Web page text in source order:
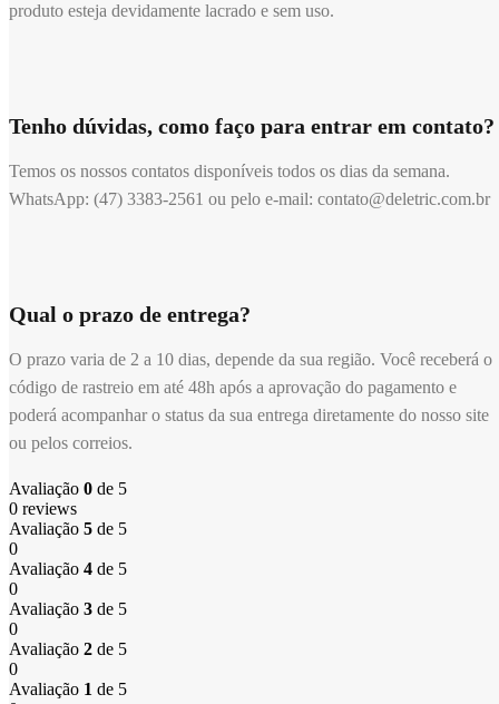
produto esteja devidamente lacrado e sem uso.
Tenho dúvidas, como faço para entrar em contato?
Temos os nossos contatos disponíveis todos os dias da semana.
WhatsApp: (47) 3383-2561 ou pelo e-mail: contato@deletric.com.br
Qual o prazo de entrega?
O prazo varia de 2 a 10 dias, depende da sua região. Você receberá o
código de rastreio em até 48h após a aprovação do pagamento e
poderá acompanhar o status da sua entrega diretamente do nosso site
ou pelos correios.
Avaliação 0 de 5
0 reviews
Avaliação 5 de 5
0
Avaliação 4 de 5
0
Avaliação 3 de 5
0
Avaliação 2 de 5
0
Avaliação 1 de 5